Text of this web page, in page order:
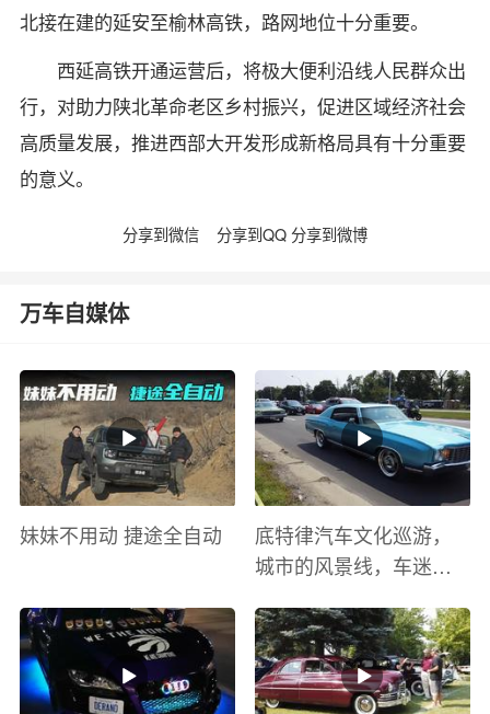
北接在建的延安至榆林高铁，路网地位十分重要。
西延高铁开通运营后，将极大便利沿线人民群众出
行，对助力陕北革命老区乡村振兴，促进区域经济社会
高质量发展，推进西部大开发形成新格局具有十分重要
的意义。
分享到微信 分享到QQ 分享到微博
万车自媒体
妹妹不用动 捷途全自动
底特律汽车文化巡游，
城市的风景线，车迷的